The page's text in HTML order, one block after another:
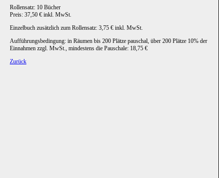
Rollensatz: 10 Bücher
Preis: 37,50 € inkl. MwSt.
Einzelbuch zusätzlich zum Rollensatz: 3,75 € inkl. MwSt.
Aufführungsbedingung: in Räumen bis 200 Plätze pauschal, über 200 Plätze 10% der
Einnahmen zzgl. MwSt., mindestens die Pauschale: 18,75 €
Zurück